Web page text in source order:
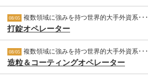
08/05 複数領域に強みを持つ世界的大手外資系･･･
打錠オペレーター
08/05 複数領域に強みを持つ世界的大手外資系･･･
造粒＆コーティングオペレーター